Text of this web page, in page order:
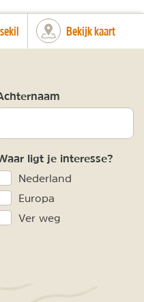
Bekijk kaart
ligt je interesse?
Nederland
Europa
Ver weg